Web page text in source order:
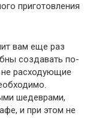
приготовления
вам еще раз
создавать по-
расходующие
шедеврами,
и при этом не